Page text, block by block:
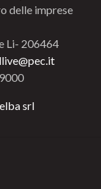
delle imprese
Li- 206464
srl